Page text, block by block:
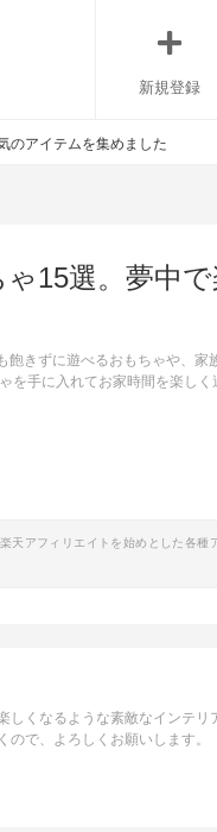
新規登録
のアイテムを集めました
15選。夢中
きずに遊べるおもちゃや、
を手に入れてお家時間を楽しく
アフィリエイトを始めとした各種
しくなるような素敵なインテリ
で、よろしくお願いします。